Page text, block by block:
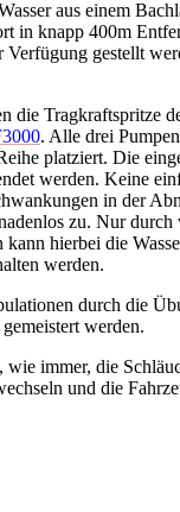
aus einem
in knapp 400m
Verfügung gestellt
die Tragkraftspritze
. Alle drei
platziert. Die
werden. Keine
in der
zu. Nur
hierbei die
werden.
durch die
werden.
wie immer, die
und die